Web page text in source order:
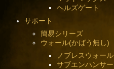
ヘルズゲート
サポート
簡易シリーズ
ウォール(かばう無し)
ノブレスウォール
サブエンハンサー